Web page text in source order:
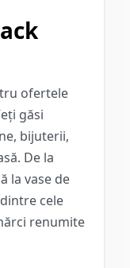
ofertele
găsi
bijuterii,
De la
la vase de
cele
renumite